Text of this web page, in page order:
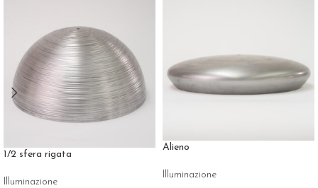
1/2 sfera rigata
Illuminazione
Alieno
Illuminazione